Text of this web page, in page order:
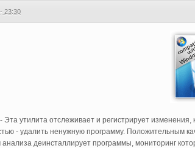
23:30
Эта утилита отслеживает и регистрирует
- удалить ненужную программу. Положительным
деинсталлирует программы, мониторинг